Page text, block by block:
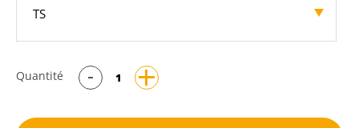
TS
Quantité